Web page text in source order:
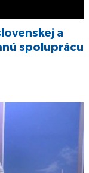
a
spoluprácu